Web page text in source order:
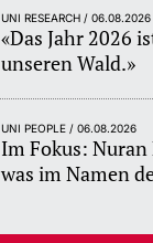
UNI RESEARCH / 06.08.2026
«Das Jahr 2026
unseren Wald.»
UNI PEOPLE / 06.08.2026
Im Fokus:
was im Namen